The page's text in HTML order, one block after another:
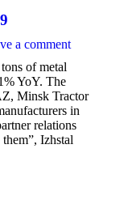
a comment
of metal
YoY. The
Minsk Tractor
in
relations
Izhstal